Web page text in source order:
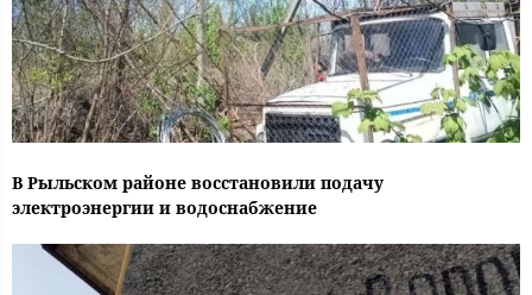
В Рыльском районе восстановили подачу
электроэнергии и водоснабжение